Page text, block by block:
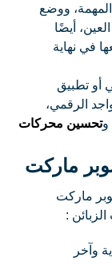
المهمة، ووضع
أيضًا
في نهاية
أو تطبيق
الرقمي،
وتحسين محركات
ماركت
ماركت
:
وآخر